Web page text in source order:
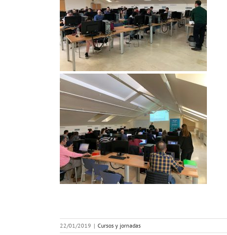
22/01/2019 | Cursos y jornadas